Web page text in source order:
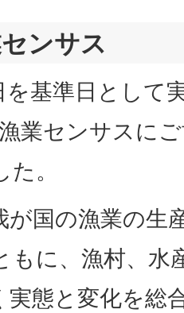
ンサス
を基準日として
業センサスに
。
が国の漁業の生
もに、漁村、水
実態と変化を総